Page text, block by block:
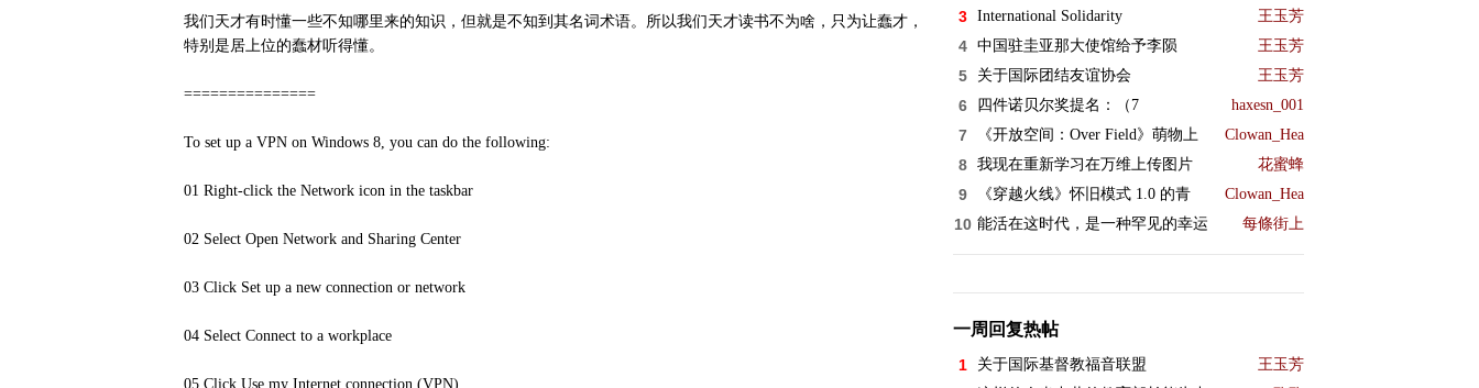
我们天才有时懂一些不知哪里来的知识，但就是不知到其名词术语。所以我们天才读书不为啥，只为让蠢才，
特别是居上位的蠢材听得懂。
===============
To set up a VPN on Windows 8, you can do the following:
01 Right-click the Network icon in the taskbar
02 Select Open Network and Sharing Center
03 Click Set up a new connection or network
04 Select Connect to a workplace
05 Click Use my Internet connection (VPN)
3 International Solidarity 王玉芳
4 中国驻圭亚那大使馆给予李陨 王玉芳
5 关于国际团结友谊协会 王玉芳
6 四件诺贝尔奖提名：（7 haxesn_001
7 《开放空间：Over Field》萌物上 Clowan_Hea
8 我现在重新学习在万维上传图片 花蜜蜂
9 《穿越火线》怀旧模式 1.0 的青 Clowan_Hea
10 能活在这时代，是一种罕见的幸运 每條街上
一周回复热帖
1 关于国际基督教福音联盟 王玉芳